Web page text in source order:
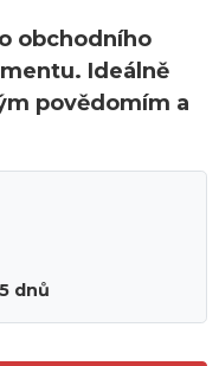
obchodního
Ideálně
povědomím a
dnů